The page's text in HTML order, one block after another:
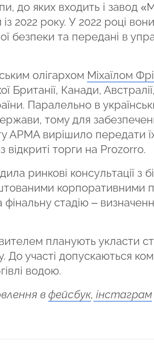
до яких входить і завод
2022 року. У 2022 році
безпеки та передані в
олігархом Міхаїлом
Канади,
Паралельно в
тому для
АРМА вирішило передати
відкриті торги на Prozorro.
ринкові консультації з
корпоративними
стадію –
планують укласти
участі допускаються
водою.
вфейсбук, інстаграм